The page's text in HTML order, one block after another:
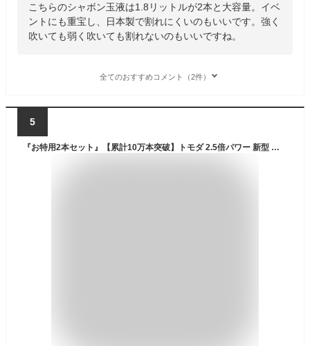
こちらのシャボン玉液は1.8リットルが2本と大容量。イベ
ントにも重宝し、日本製で割れにくいのもいいです。強く
吹いても弱く吹いても割れないのもいいですね。
全てのおすすめコメント（2件）
5
『お特用2本セット』【累計10万本突破】トモダ 2.5倍パワー 新型 シャボン玉液 送料無料 大容量 しゃぼん玉 液 補充液 安全 国産 日本製 安全STマーク付き